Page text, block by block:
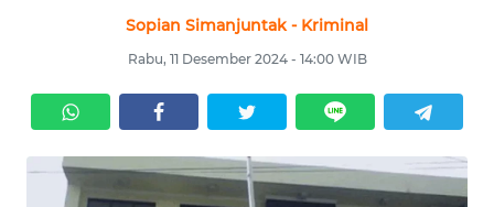
Sopian Simanjuntak - Kriminal
Rabu, 11 Desember 2024 - 14:00 WIB
KRIMINAL
EKUIN